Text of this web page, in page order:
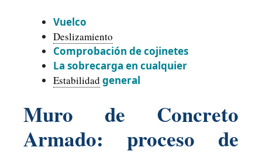
Vuelco
Deslizamiento
Comprobación de cojinetes
La sobrecarga en cualquier
Estabilidad general
Muro de Concreto
Armado: proceso de